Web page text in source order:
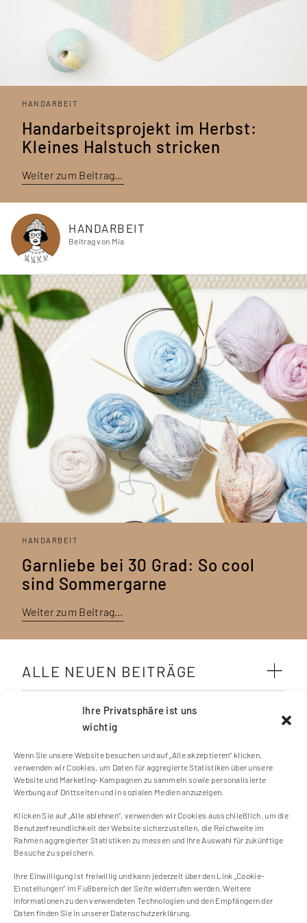
Ihre Privatsphäre ist uns
wichtig
Wenn Sie unsere Website besuchen und auf „Alle akzeptieren“ klicken,
verwenden wir Cookies, um Daten für aggregierte Statistiken über unsere
Website und Marketing-Kampagnen zu sammeln sowie personalisierte
Werbung auf Drittseiten und in sozialen Medien anzuzeigen.
Klicken Sie auf „Alle ablehnen“, verwenden wir Cookies ausschließlich, um die
Benutzerfreundlichkeit der Website sicherzustellen, die Reichweite im
Rahmen aggregierter Statistiken zu messen und Ihre Auswahl für zukünftige
Besuche zu speichern.
Ihre Einwilligung ist freiwillig und kann jederzeit über den Link „Cookie-
Einstellungen“ im Fußbereich der Seite widerrufen werden. Weitere
Informationen zu den verwendeten Technologien und den Empfängern der
Daten finden Sie in unserer Datenschutzerklärung.
HANDARBEIT
Handarbeitsprojekt im Herbst:
Kleines Halstuch stricken
Weiter zum Beitrag…
HANDARBEIT
Beitrag von Mia
HANDARBEIT
Garnliebe bei 30 Grad: So cool
sind Sommergarne
Weiter zum Beitrag…
ALLE NEUEN BEITRÄGE
SCHLAGWÖRTER
Kontakt
Impressum
Cookie Einstellungen
Datenschutzerklärung
Cookie-Richtlinie (EU)